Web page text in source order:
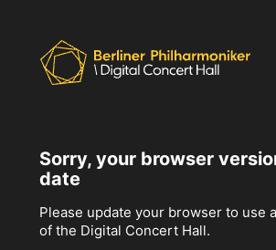
Sorry, your browser
date
Please update your browser to use
of the Digital Concert Hall.